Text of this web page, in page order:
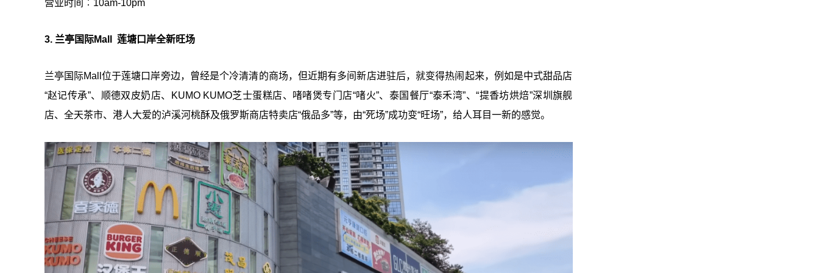
营业时间︰10am-10pm
3. 兰亭国际Mall 莲塘口岸全新旺场
兰亭国际Mall位于莲塘口岸旁边，曾经是个冷清清的商场，但近期有多间新店进驻后，就变得热闹起来，例如是中式甜品店
“赵记传承”、顺德双皮奶店、KUMO KUMO芝士蛋糕店、啫啫煲专门店“啫火”、泰国餐厅“泰禾湾”、“提香坊烘焙”深圳旗舰
店、全天茶市、港人大爱的泸溪河桃酥及俄罗斯商店特卖店“俄品多”等，由“死场”成功变“旺场”，给人耳目一新的感觉。